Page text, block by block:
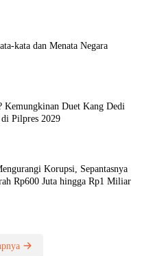
kata dan Menata Negara
Kemungkinan Duet Kang Dedi
Pilpres 2029
Korupsi, Sepantasnya
Rp600 Juta hingga Rp1 Miliar